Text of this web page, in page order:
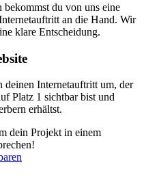
bekommst du von uns eine
an die Hand. Wir
klare Entscheidung.
deinen Internetauftritt um, der
Platz 1 sichtbar bist und
erhältst.
dein Projekt in einem